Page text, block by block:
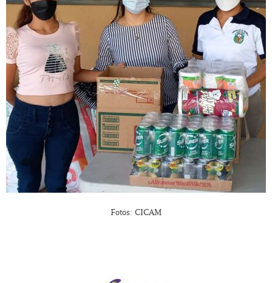
Fotos: CICAM